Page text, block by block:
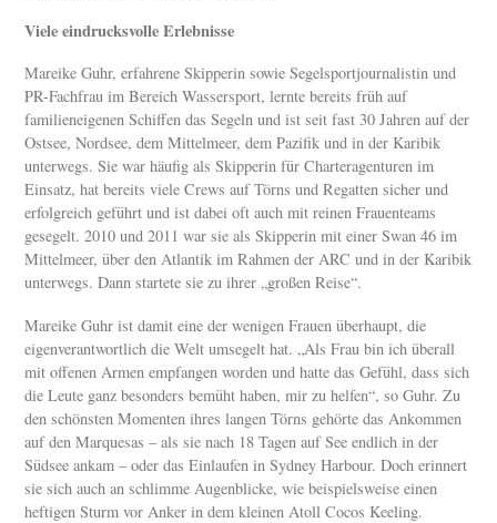
Viele eindrucksvolle Erlebnisse
Mareike Guhr, erfahrene Skipperin sowie Segelsportjournalistin und
PR-Fachfrau im Bereich Wassersport, lernte bereits früh auf
familieneigenen Schiffen das Segeln und ist seit fast 30 Jahren auf der
Ostsee, Nordsee, dem Mittelmeer, dem Pazifik und in der Karibik
unterwegs. Sie war häufig als Skipperin für Charteragenturen im
Einsatz, hat bereits viele Crews auf Törns und Regatten sicher und
erfolgreich geführt und ist dabei oft auch mit reinen Frauenteams
gesegelt. 2010 und 2011 war sie als Skipperin mit einer Swan 46 im
Mittelmeer, über den Atlantik im Rahmen der ARC und in der Karibik
unterwegs. Dann startete sie zu ihrer „großen Reise“.
Mareike Guhr ist damit eine der wenigen Frauen überhaupt, die
eigenverantwortlich die Welt umsegelt hat. „Als Frau bin ich überall
mit offenen Armen empfangen worden und hatte das Gefühl, dass sich
die Leute ganz besonders bemüht haben, mir zu helfen“, so Guhr. Zu
den schönsten Momenten ihres langen Törns gehörte das Ankommen
auf den Marquesas – als sie nach 18 Tagen auf See endlich in der
Südsee ankam – oder das Einlaufen in Sydney Harbour. Doch erinnert
sie sich auch an schlimme Augenblicke, wie beispielsweise einen
heftigen Sturm vor Anker in dem kleinen Atoll Cocos Keeling.